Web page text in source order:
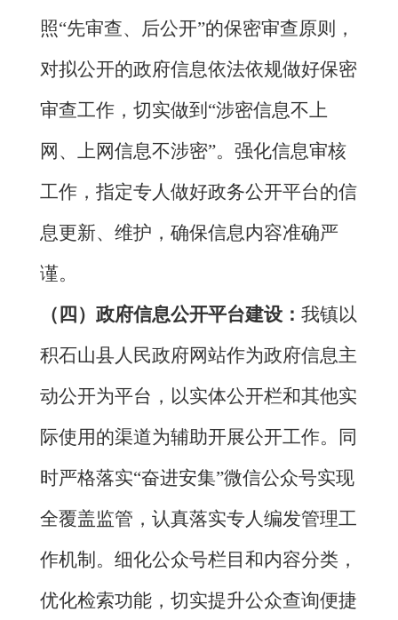
照“先审查、后公开”的保密审查原则，
对拟公开的政府信息依法依规做好保密
审查工作，切实做到 “涉密信息不上
网、上网信息不涉密”。强化信息审核
工作，指定专人做好政务公开平台的信
息更新、维护，确保信息内容准确严
谨。
（四）政府信息公开平台建设： 我镇以
积石山县人民政府网站作为政府信息主
动公开为平台，以实体公开栏和其他实
际使用的渠道为辅助开展公开工作。同
时严格落实“奋进安集”微信公众号实现
全覆盖监管，认真落实专人编发管理工
作机制。细化公众号栏目和内容分类，
优化检索功能，切实提升公众查询便捷